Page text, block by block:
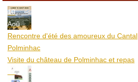
10
Aoû
Rencontre d'été des amoureux du Cantal
Polminhac
Visite du château de Polminhac et repas
12